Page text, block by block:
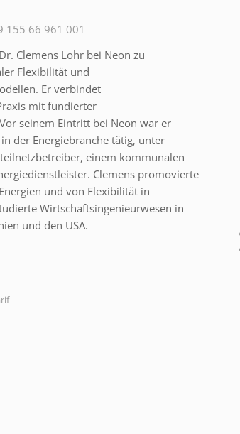
155 66 961 001
Clemens Lohr bei Neon zu
Flexibilität und
Er verbindet
mit fundierter
seinem Eintritt bei Neon war er
der Energiebranche tätig, unter
einem kommunalen
Clemens promovierte
und von Flexibilität in
Wirtschaftsingenieurwesen in
und den USA.